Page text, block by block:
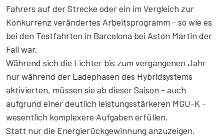
Fahrers auf der Strecke oder ein im Vergleich zur
Konkurrenz verändertes Arbeitsprogramm - so wie es
bei den Testfahrten in Barcelona bei Aston Martin der
Fall war.
Während sich die Lichter bis zum vergangenen Jahr
nur während der Ladephasen des Hybridsystems
aktivierten, müssen sie ab dieser Saison - auch
aufgrund einer deutlich leistungsstärkeren MGU-K -
wesentlich komplexere Aufgaben erfüllen.
Statt nur die Energierückgewinnung anzuzeigen,